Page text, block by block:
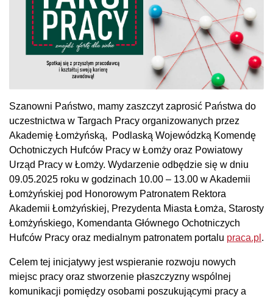
Szanowni Państwo, mamy zaszczyt zaprosić Państwa do
uczestnictwa w Targach Pracy organizowanych przez
Akademię Łomżyńską, Podlaską Wojewódzką Komendę
Ochotniczych Hufców Pracy w Łomży oraz Powiatowy
Urząd Pracy w Łomży. Wydarzenie odbędzie się w dniu
09.05.2025 roku w godzinach 10.00 – 13.00 w Akademii
Łomżyńskiej pod Honorowym Patronatem Rektora
Akademii Łomżyńskiej, Prezydenta Miasta Łomża, Starosty
Łomżyńskiego, Komendanta Głównego Ochotniczych
Hufców Pracy oraz medialnym patronatem portalu praca.pl .
Celem tej inicjatywy jest wspieranie rozwoju nowych
miejsc pracy oraz stworzenie płaszczyzny wspólnej
komunikacji pomiędzy osobami poszukującymi pracy a